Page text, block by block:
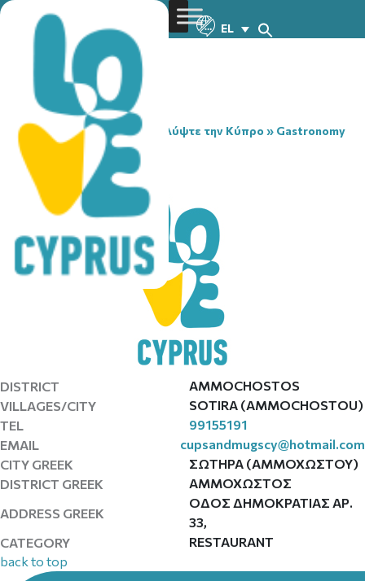
EL
You are here:Home» Ανακαλύψτε την Κύπρο » Gastronomy
» CUPS & MUGS
CUPS & MUGS
DISTRICT
AMMOCHOSTOS
VILLAGES/CITY
SOTIRA (AMMOCHOSTOU)
TEL
99155191
EMAIL
cupsandmugscy@hotmail.com
CITY GREEK
ΣΩΤΗΡΑ (ΑΜΜΟΧΩΣΤΟΥ)
DISTRICT GREEK
ΑΜΜΟΧΩΣΤΟΣ
ADDRESS GREEK
ΟΔΟΣ ΔΗΜΟΚΡΑΤΙΑΣ ΑΡ.
33,
CATEGORY
RESTAURANT
back to top